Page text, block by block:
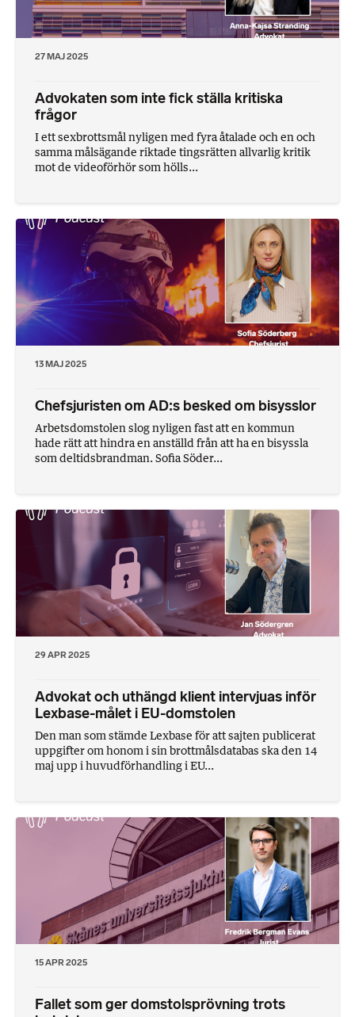
27 MAJ 2025
Advokaten som inte fick ställa kritiska
frågor
I ett sexbrottsmål nyligen med fyra åtalade och en och
samma målsägande riktade tingsrätten allvarlig kritik
mot de videoförhör som hölls...
13 MAJ 2025
Chefsjuristen om AD:s besked om bisysslor
Arbetsdomstolen slog nyligen fast att en kommun
hade rätt att hindra en anställd från att ha en bisyssla
som deltidsbrandman. Sofia Söder...
29 APR 2025
Advokat och uthängd klient intervjuas inför
Lexbase-målet i EU-domstolen
Den man som stämde Lexbase för att sajten publicerat
uppgifter om honom i sin brottmålsdatabas ska den 14
maj upp i huvudförhandling i EU...
15 APR 2025
Fallet som ger domstolsprövning trots